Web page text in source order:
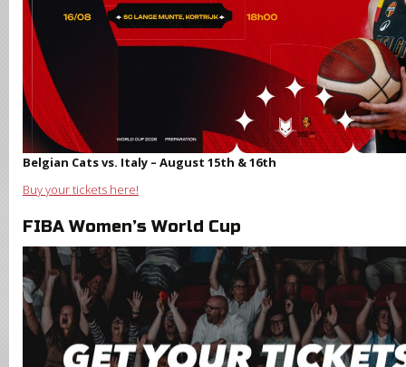
Belgian Cats vs. Italy – August 15th & 16th
Buy your tickets here!
FIBA Women’s World Cup